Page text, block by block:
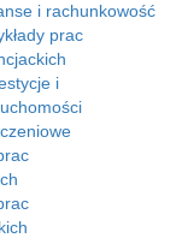
i rachunkowość
prac
i